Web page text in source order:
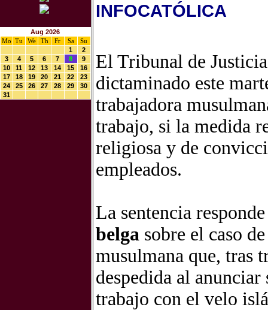
Aug 2026
Mo
Tu We Th Fr Sa
Su
1
2
3
4 5 6 7 8
9
10
11 12 13 14 15
16
17
18 19 20 21 22
23
24
25 26 27 28 29
30
31
INFOCATÓLICA
El Tribunal de
dictaminado este
trabajadora
trabajo, si la medida
religiosa y de
empleados.
La sentencia
belga sobre el caso
musulmana que, tras
despedida al
trabajo con el velo